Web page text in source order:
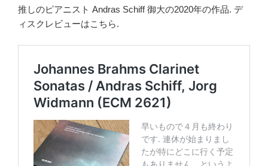
推しのピアニスト Andras Schiff 御大の2020年の作品. デ
ィスクレビューはこちら.